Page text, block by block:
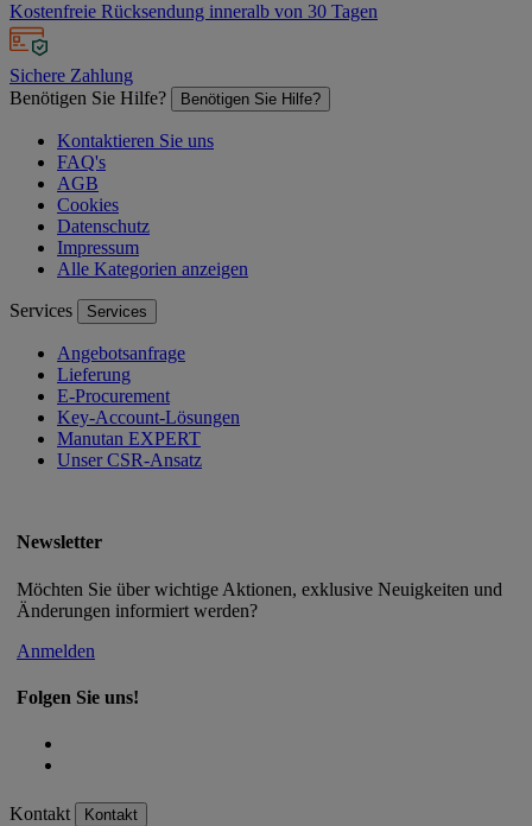
Kostenfreie Rücksendung inneralb von 30 Tagen
Sichere Zahlung
Benötigen Sie Hilfe?
Benötigen Sie Hilfe?
Kontaktieren Sie uns
FAQ's
AGB
Cookies
Datenschutz
Impressum
Alle Kategorien anzeigen
Services Services
Angebotsanfrage
Lieferung
E-Procurement
Key-Account-Lösungen
Manutan EXPERT
Unser CSR-Ansatz
Newsletter
Möchten Sie über wichtige Aktionen, exklusive Neuigkeiten und
Änderungen informiert werden?
Anmelden
Folgen Sie uns!
Kontakt Kontakt